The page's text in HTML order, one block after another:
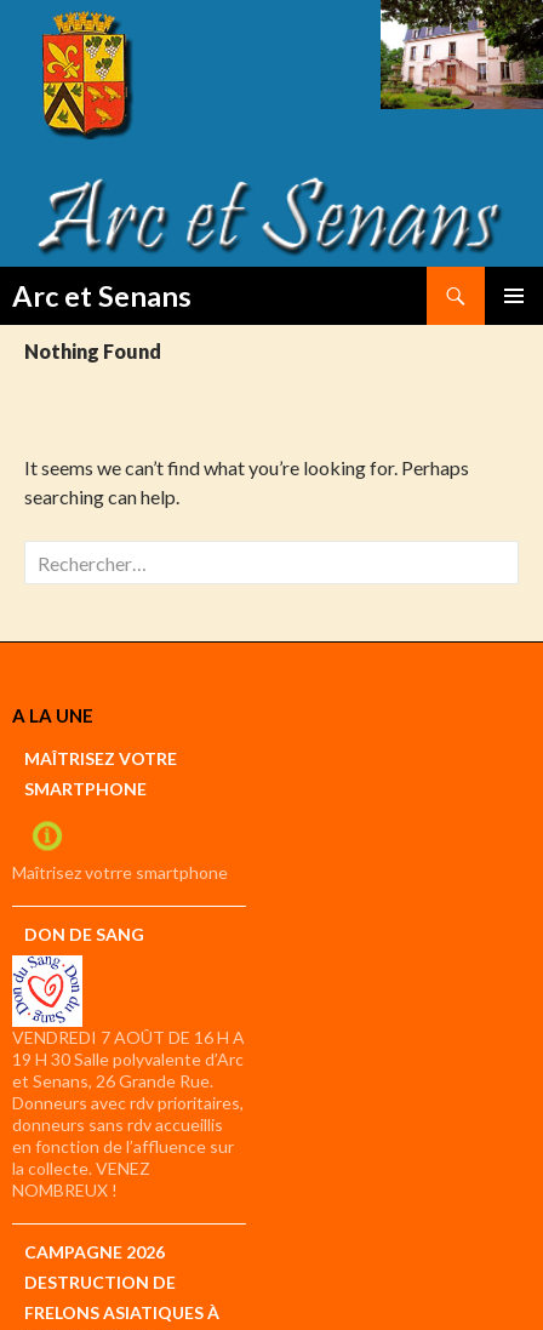
Arc et Senans
TO
CONTENT
Nothing Found
It seems we can’t find what you’re looking for. Perhaps
searching can help.
Rechercher :
A LA UNE
MAÎTRISEZ VOTRE
SMARTPHONE
Maîtrisez votrre smartphone
DON DE SANG
VENDREDI 7 AOÛT DE 16 H A
19 H 30 Salle polyvalente d’Arc
et Senans, 26 Grande Rue.
Donneurs avec rdv prioritaires,
donneurs sans rdv accueillis
en fonction de l’affluence sur
la collecte. VENEZ
NOMBREUX !
CAMPAGNE 2026
DESTRUCTION DE
FRELONS ASIATIQUES À